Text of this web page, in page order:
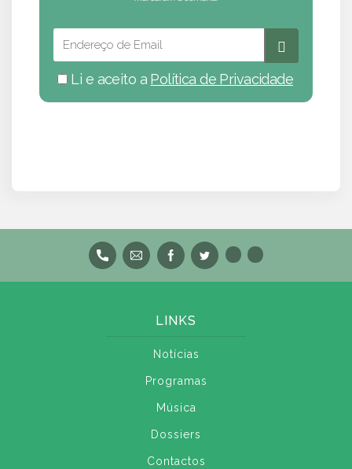
Li e aceito a Política de Privacidade
LINKS
Notícias
Programas
Música
Dossiers
Contactos